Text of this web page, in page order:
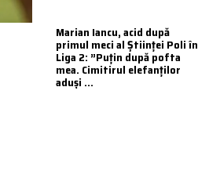
Marian Iancu, acid după
primul meci al Științei Poli în
Liga 2: ”Puțin după pofta
mea. Cimitirul elefanților
aduși ...